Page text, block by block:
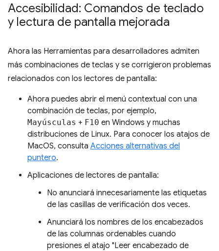
Accesibilidad: Comandos de teclado
y lectura de pantalla mejorada
Ahora las Herramientas para desarrolladores admiten
más combinaciones de teclas y se corrigieron problemas
relacionados con los lectores de pantalla:
Ahora puedes abrir el menú contextual con una
combinación de teclas, por ejemplo,
Mayúsculas + F10 en Windows y muchas
distribuciones de Linux. Para conocer los atajos de
MacOS, consulta Acciones alternativas del
puntero.
Aplicaciones de lectores de pantalla:
No anunciará innecesariamente las etiquetas
de las casillas de verificación dos veces.
Anunciará los nombres de los encabezados
de las columnas ordenables cuando
presiones el atajo "Leer encabezado de